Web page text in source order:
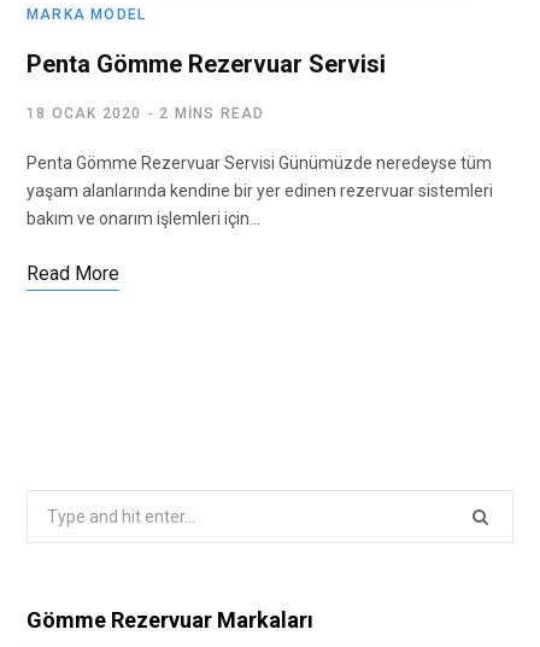
MARKA MODEL
Penta Gömme Rezervuar Servisi
18 OCAK 2020 2 MINS READ
Penta Gömme Rezervuar Servisi Günümüzde neredeyse tüm
yaşam alanlarında kendine bir yer edinen rezervuar sistemleri
bakım ve onarım işlemleri için…
Read More
Gömme Rezervuar Markaları